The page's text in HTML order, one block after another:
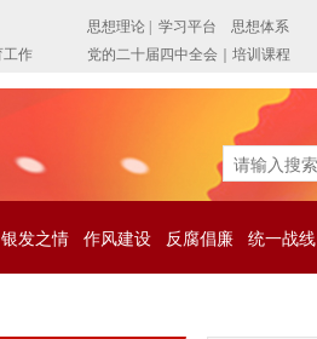
银发之情 作风建设 反腐倡廉 统一战线